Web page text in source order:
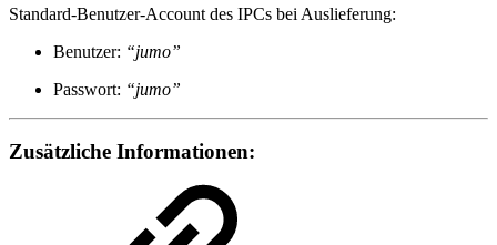
Standard-Benutzer-Account des IPCs bei Auslieferung:
Benutzer: “jumo”
Passwort: “jumo”
Zusätzliche Informationen: